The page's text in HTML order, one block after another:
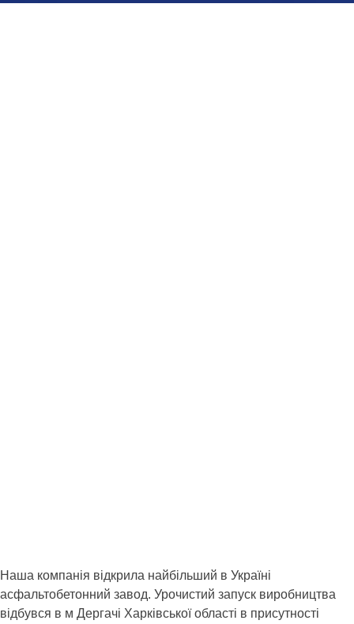
Наша компанія відкрила найбільший в Україні
асфальтобетонний завод. Урочистий запуск виробництва
відбувся в м Дергачі Харківської області в присутності